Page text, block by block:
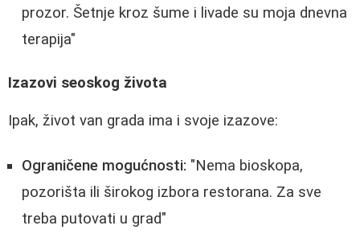
prozor. Šetnje kroz šume i livade su moja dnevna
terapija"
Izazovi seoskog života
Ipak, život van grada ima i svoje izazove:
Ograničene mogućnosti: "Nema bioskopa,
pozorišta ili širokog izbora restorana. Za sve
treba putovati u grad"